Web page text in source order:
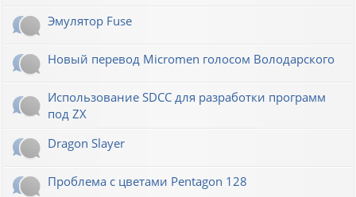
Эмулятор Fuse
Новый перевод Micromen голосом Володарского
Использование SDCC для разработки программ
под ZX
Dragon Slayer
Проблема с цветами Pentagon 128